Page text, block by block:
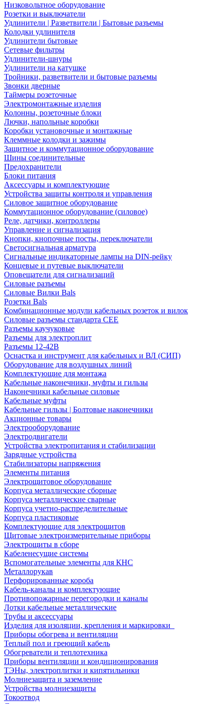
Низковольтное оборудование
Розетки и выключатели
Удлинители | Разветвители | Бытовые разъемы
Колодки удлинителя
Удлинители бытовые
Сетевые фильтры
Удлинители-шнуры
Удлинители на катушке
Тройники, разветвители и бытовые разъемы
Звонки дверные
Таймеры розеточные
Электромонтажные изделия
Колонны, розеточные блоки
Лючки, напольные коробки
Коробки установочные и монтажные
Клеммные колодки и зажимы
Защитное и коммутационное оборудование
Шины соединительные
Предохранители
Блоки питания
Аксессуары и комплектующие
Устройства защиты контроля и управления
Силовое защитное оборудование
Коммутационное оборудование (силовое)
Реле, датчики, контроллеры
Управление и сигнализация
Кнопки, кнопочные посты, переключатели
Светосигнальная арматура
Сигнальные индикаторные лампы на DIN-рейку
Концевые и путевые выключатели
Оповещатели для сигнализаций
Силовые разъемы
Силовые Вилки Bals
Розетки Bals
Комбинационные модули кабельных розеток и вилок
Силовые разъемы стандарта CEE
Разъемы каучуковые
Разъемы для электроплит
Разъемы 12-42В
Оснастка и инструмент для кабельных и ВЛ (СИП)
Оборудование для воздушных линий
Комплектующие для монтажа
Кабельные наконечники, муфты и гильзы
Наконечники кабельные силовые
Кабельные муфты
Кабельные гильзы | Болтовые наконечники
Акционные товары
Электрооборудование
Электродвигатели
Устройства электропитания и стабилизации
Зарядные устройства
Стабилизаторы напряжения
Элементы питания
Электрощитовое оборудование
Корпуса металлические сборные
Корпуса металлические сварные
Корпуса учетно-распределительные
Корпуса пластиковые
Комплектующие для электрощитов
Щитовые электроизмерительные приборы
Электрощиты в сборе
Кабеленесущие системы
Вспомогательные элементы для КНС
Металлорукав
Перфорированные короба
Кабель-каналы и комплектующие
Противопожарные перегородки и каналы
Лотки кабельные металлические
Трубы и аксессуары
Изделия для изоляции, крепления и маркировки
Приборы обогрева и вентиляции
Теплый пол и греющий кабель
Обогреватели и теплотехника
Приборы вентиляции и кондиционирования
ТЭНы, электроплитки и кипятильники
Молниезащита и заземление
Устройства молниезащиты
Токоотвод